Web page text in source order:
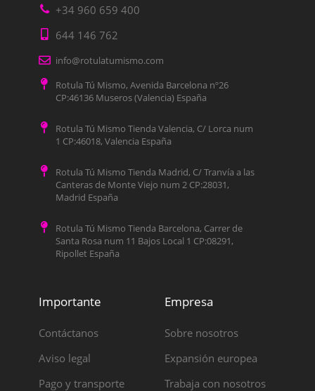
+34 960 659 400
644 146 762
info@rotulatumismo.com
Rotula Tú Mismo, Avenida Barcelona nº26
CP:46136 Museros (Valencia) España
Rotula Tú Mismo Tienda Valencia, C/ Lorca num
1 CP:46018, Valencia España
Rotula Tú Mismo Tienda Madrid, C/ Tranvía a las
Canteras de Monte Viejo num 2 CP:28031,
Madrid España
Rotula Tú Mismo Tienda Barcelona, Carrer de
Santa Rosa num 11 Bajos Local 1 CP:08291,
Ripollet España
Importante
Contáctanos
Aviso legal
Pago y transporte
Empresa
Sobre nosotros
Expansión europea
Trabaja con nosotros